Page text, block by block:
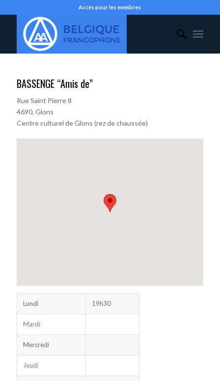
Accès pour les membres
BASSENGE “Amis de”
Rue Saint Pierre 8
4690, Glons
Centre culturel de Glons (rez de chaussée)
Lundi 19h30
Mardi
Mercredi
Jeudi